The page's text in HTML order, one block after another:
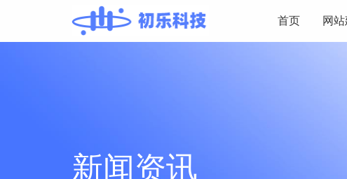
首页 网
新闻资讯